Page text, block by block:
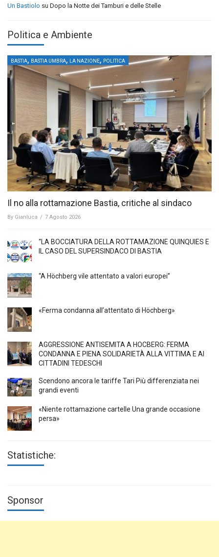
Un Bastiolo su Dopo la Notte dei Tamburi e delle Stelle
Politica e Ambiente
BASTIA, BASTIA UMBRA, LA NAZIONE, POLITICA
Il no alla rottamazione Bastia, critiche al sindaco
By Gianluca / 7 Agosto 2026
“LA BOCCIATURA DELLA ROTTAMAZIONE QUINQUIES E
IL CASO DEL SUPERSINDACO DI BASTIA
“A Höchberg vile attentato a valori europei”
«Ferma condanna all’attentato di Höchberg»
AGGRESSIONE ANTISEMITA A HÖCBERG: FERMA
CONDANNA E PIENA SOLIDARIETÀ ALLA VITTIMA E AI
CITTADINI TEDESCHI
Scendono ancora le tariffe Tari Più differenziata nei
grandi eventi
«Niente rottamazione cartelle Una grande occasione
persa»
Statistiche:
Sponsor